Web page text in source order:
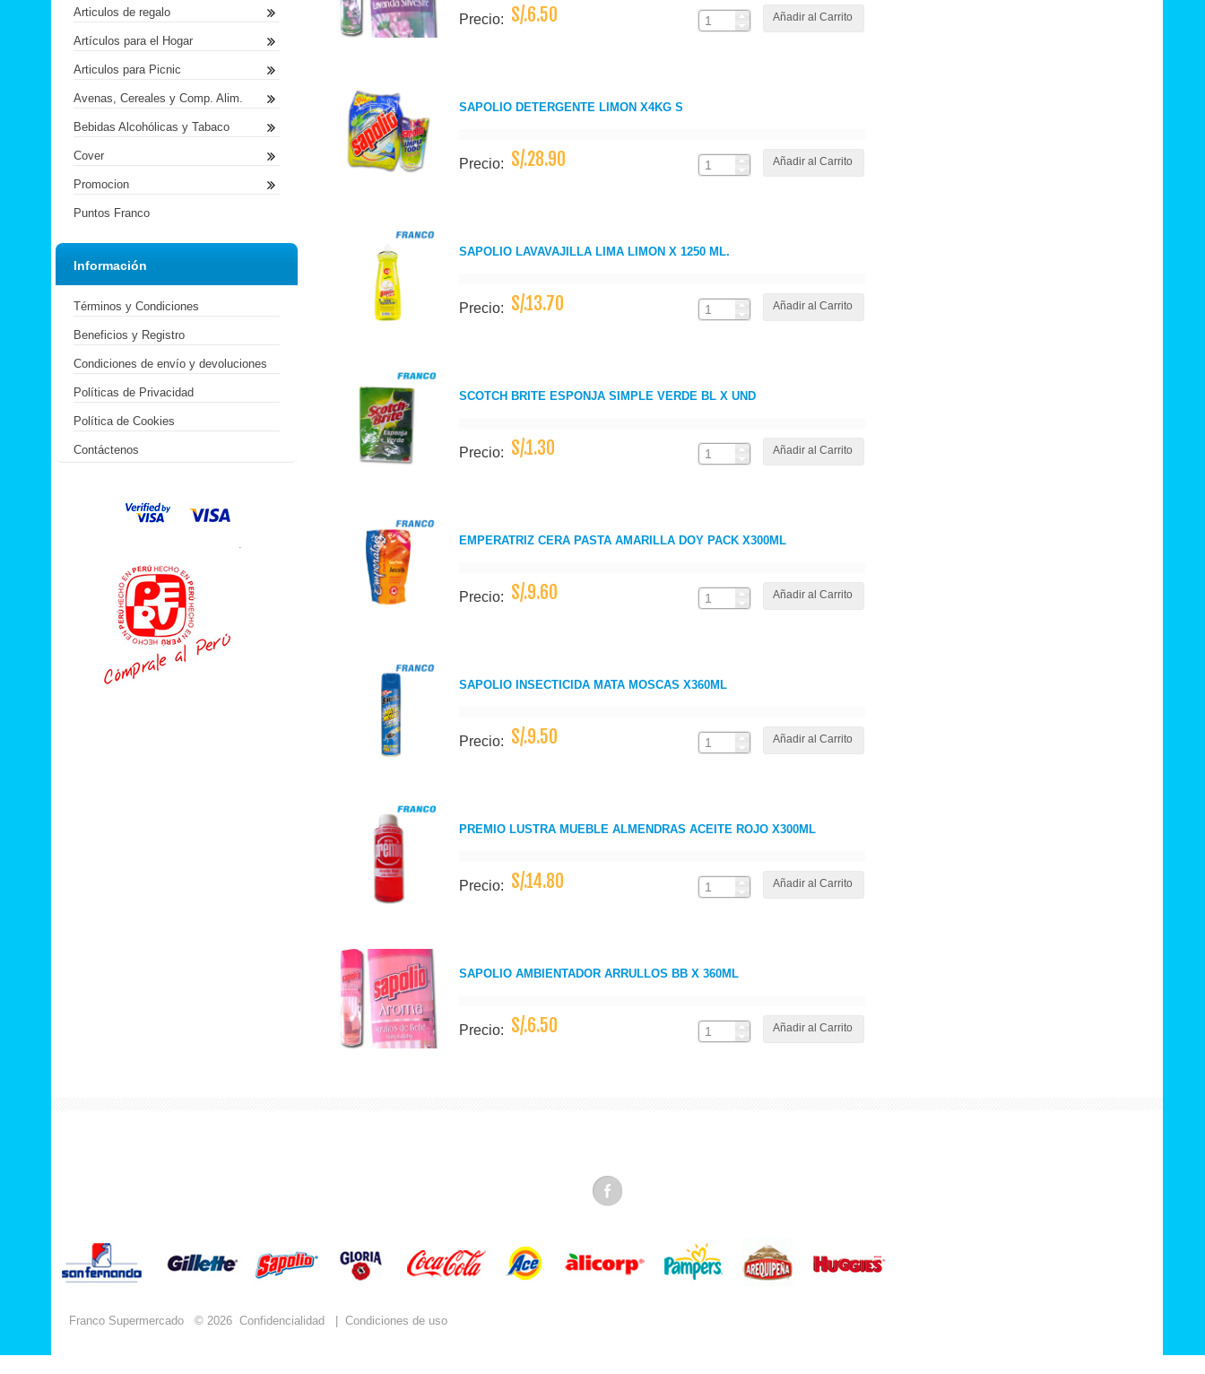
Precio: S/.6.50 Añadir al Carrito
SAPOLIO DETERGENTE LIMON X4KG S
Precio: S/.28.90 Añadir al Carrito
SAPOLIO LAVAVAJILLA LIMA LIMON X 1250 ML.
Precio: S/.13.70 Añadir al Carrito
SCOTCH BRITE ESPONJA SIMPLE VERDE BL X UND
Precio: S/.1.30 Añadir al Carrito
EMPERATRIZ CERA PASTA AMARILLA DOY PACK X300ML
Precio: S/.9.60 Añadir al Carrito
SAPOLIO INSECTICIDA MATA MOSCAS X360ML
Precio: S/.9.50 Añadir al Carrito
PREMIO LUSTRA MUEBLE ALMENDRAS ACEITE ROJO X300ML
Precio: S/.14.80 Añadir al Carrito
SAPOLIO AMBIENTADOR ARRULLOS BB X 360ML
Precio: S/.6.50 Añadir al Carrito
Articulos de regalo
Artículos para el Hogar
Articulos para Picnic
Avenas, Cereales y Comp. Alim.
Bebidas Alcohólicas y Tabaco
Cover
Promocion
Puntos Franco
Información
Términos y Condiciones
Beneficios y Registro
Condiciones de envío y devoluciones
Políticas de Privacidad
Política de Cookies
Contáctenos
.
Franco Supermercado © 2026 Confidencialidad Condiciones de uso